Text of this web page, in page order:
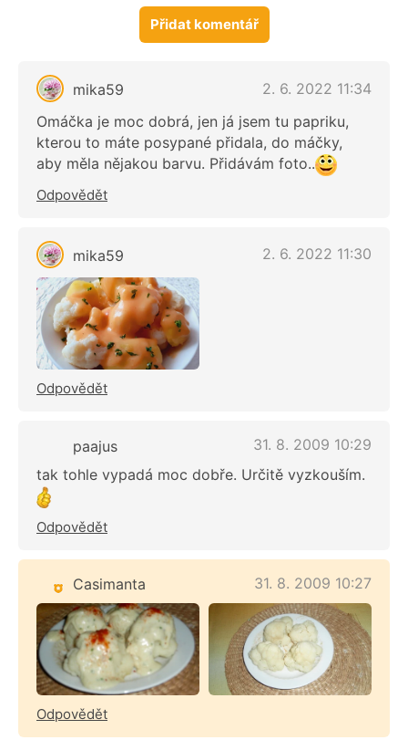
Přidat komentář
mika59
2. 6. 2022 11:34
Omáčka je moc dobrá, jen já jsem tu papriku,
kterou to máte posypané přidala, do máčky,
aby měla nějakou barvu. Přidávám foto..
Odpovědět
mika59 2. 6. 2022 11:30
Odpovědět
paajus
31. 8. 2009 10:29
tak tohle vypadá moc dobře. Určitě vyzkouším.
Odpovědět
Casimanta 31. 8. 2009 10:27
Odpovědět